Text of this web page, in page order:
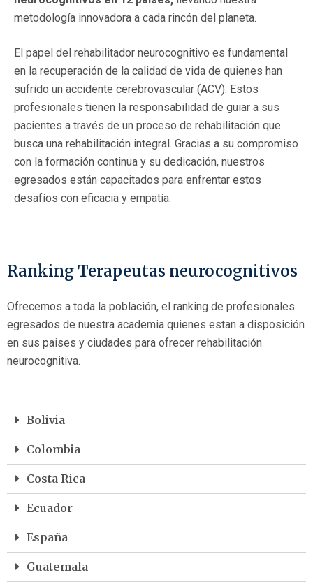
metodología innovadora a cada rincón del planeta.
El papel del rehabilitador neurocognitivo es fundamental
en la recuperación de la calidad de vida de quienes han
sufrido un accidente cerebrovascular (ACV). Estos
profesionales tienen la responsabilidad de guiar a sus
pacientes a través de un proceso de rehabilitación que
busca una rehabilitación integral. Gracias a su compromiso
con la formación continua y su dedicación, nuestros
egresados están capacitados para enfrentar estos
desafíos con eficacia y empatía.
Ranking Terapeutas neurocognitivos
Ofrecemos a toda la población, el ranking de profesionales
egresados de nuestra academia quienes estan a disposición
en sus paises y ciudades para ofrecer rehabilitación
neurocognitiva.
Bolivia
Colombia
Costa Rica
Ecuador
España
Guatemala